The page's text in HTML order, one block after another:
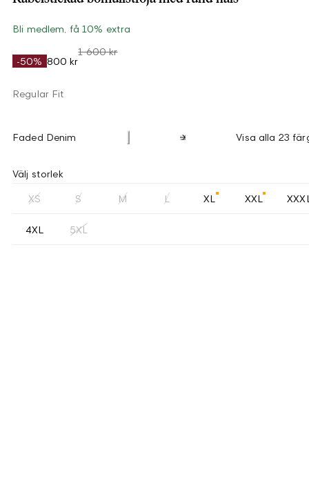
Bli medlem, få 10% extra
-50% 800 kr
1 600 kr
Regular Fit
Faded Denim Visa alla 23
Välj storlek
XS S M L XL XXL
4XL 5XL